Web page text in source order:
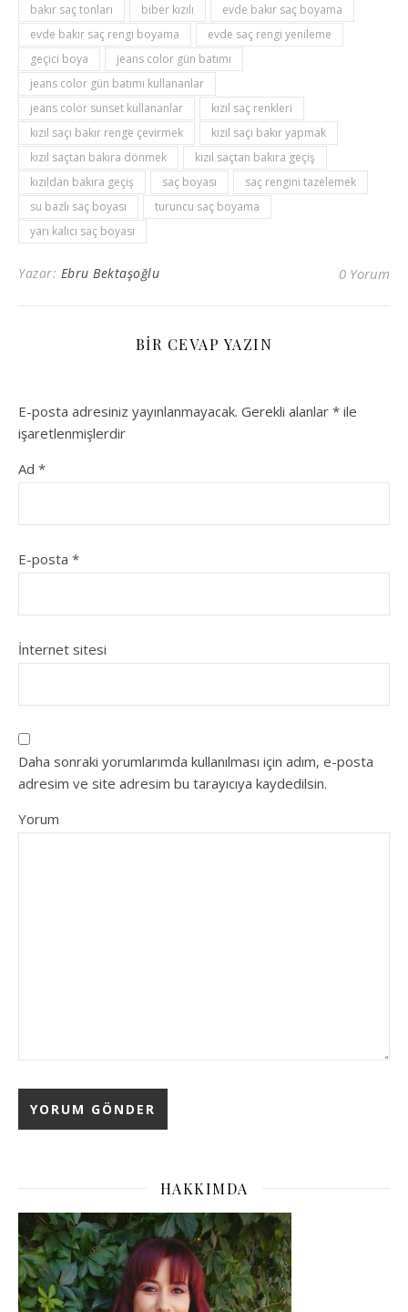
bakır saç tonları biber kızılı
evde bakır saç boyama
evde bakır saç rengi boyama
evde saç rengi yenileme
geçici boya
jeans color gün batımı
jeans color gün batımı kullananlar
jeans color sunset kullananlar
kızıl saç renkleri
kızıl saçı bakır renge çevirmek
kızıl saçı bakır yapmak
kızıl saçtan bakıra dönmek
kızıl saçtan bakıra geçiş
kızıldan bakıra geçiş
saç boyası
saç rengini tazelemek
su bazlı saç boyası
turuncu saç boyama
yarı kalıcı saç boyası
Yazar: Ebru Bektaşoğlu 0 Yorum
BIR CEVAP YAZIN
E-posta adresiniz yayınlanmayacak. Gerekli alanlar * ile
işaretlenmişlerdir
Ad *
E-posta *
İnternet sitesi
Daha sonraki yorumlarımda kullanılması için adım, e-posta
adresim ve site adresim bu tarayıcıya kaydedilsin.
Yorum
HAKKIMDA